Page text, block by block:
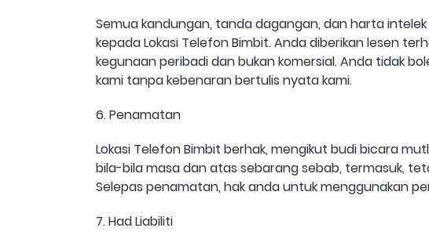
Semua kandungan, tanda dagangan, dan harta
kepada Lokasi Telefon Bimbit. Anda diberikan lesen
kegunaan peribadi dan bukan komersial. Anda tidak
kami tanpa kebenaran bertulis nyata kami.
6. Penamatan
Lokasi Telefon Bimbit berhak, mengikut budi bicara
bila-bila masa dan atas sebarang sebab, termasuk,
Selepas penamatan, hak anda untuk menggunakan
7. Had Liabiliti